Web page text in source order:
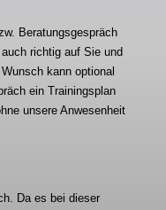
Beratungsgespräch
richtig auf Sie und
kann optional
ein Trainingsplan
unsere Anwesenheit
Da es bei dieser